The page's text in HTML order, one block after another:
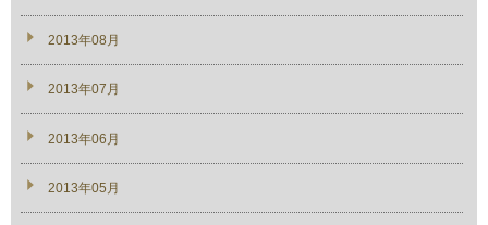
2013年08月
2013年07月
2013年06月
2013年05月